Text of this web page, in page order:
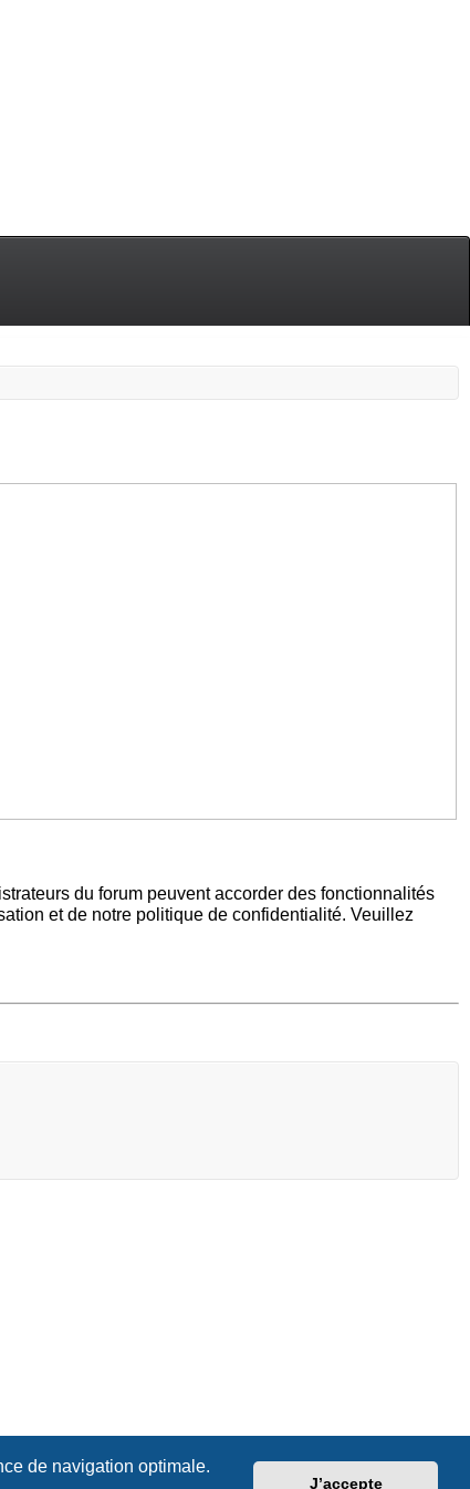
de navigation optimale.
J’accepte
du forum peuvent accorder des fonctionnalités
et de notre politique de confidentialité. Veuillez